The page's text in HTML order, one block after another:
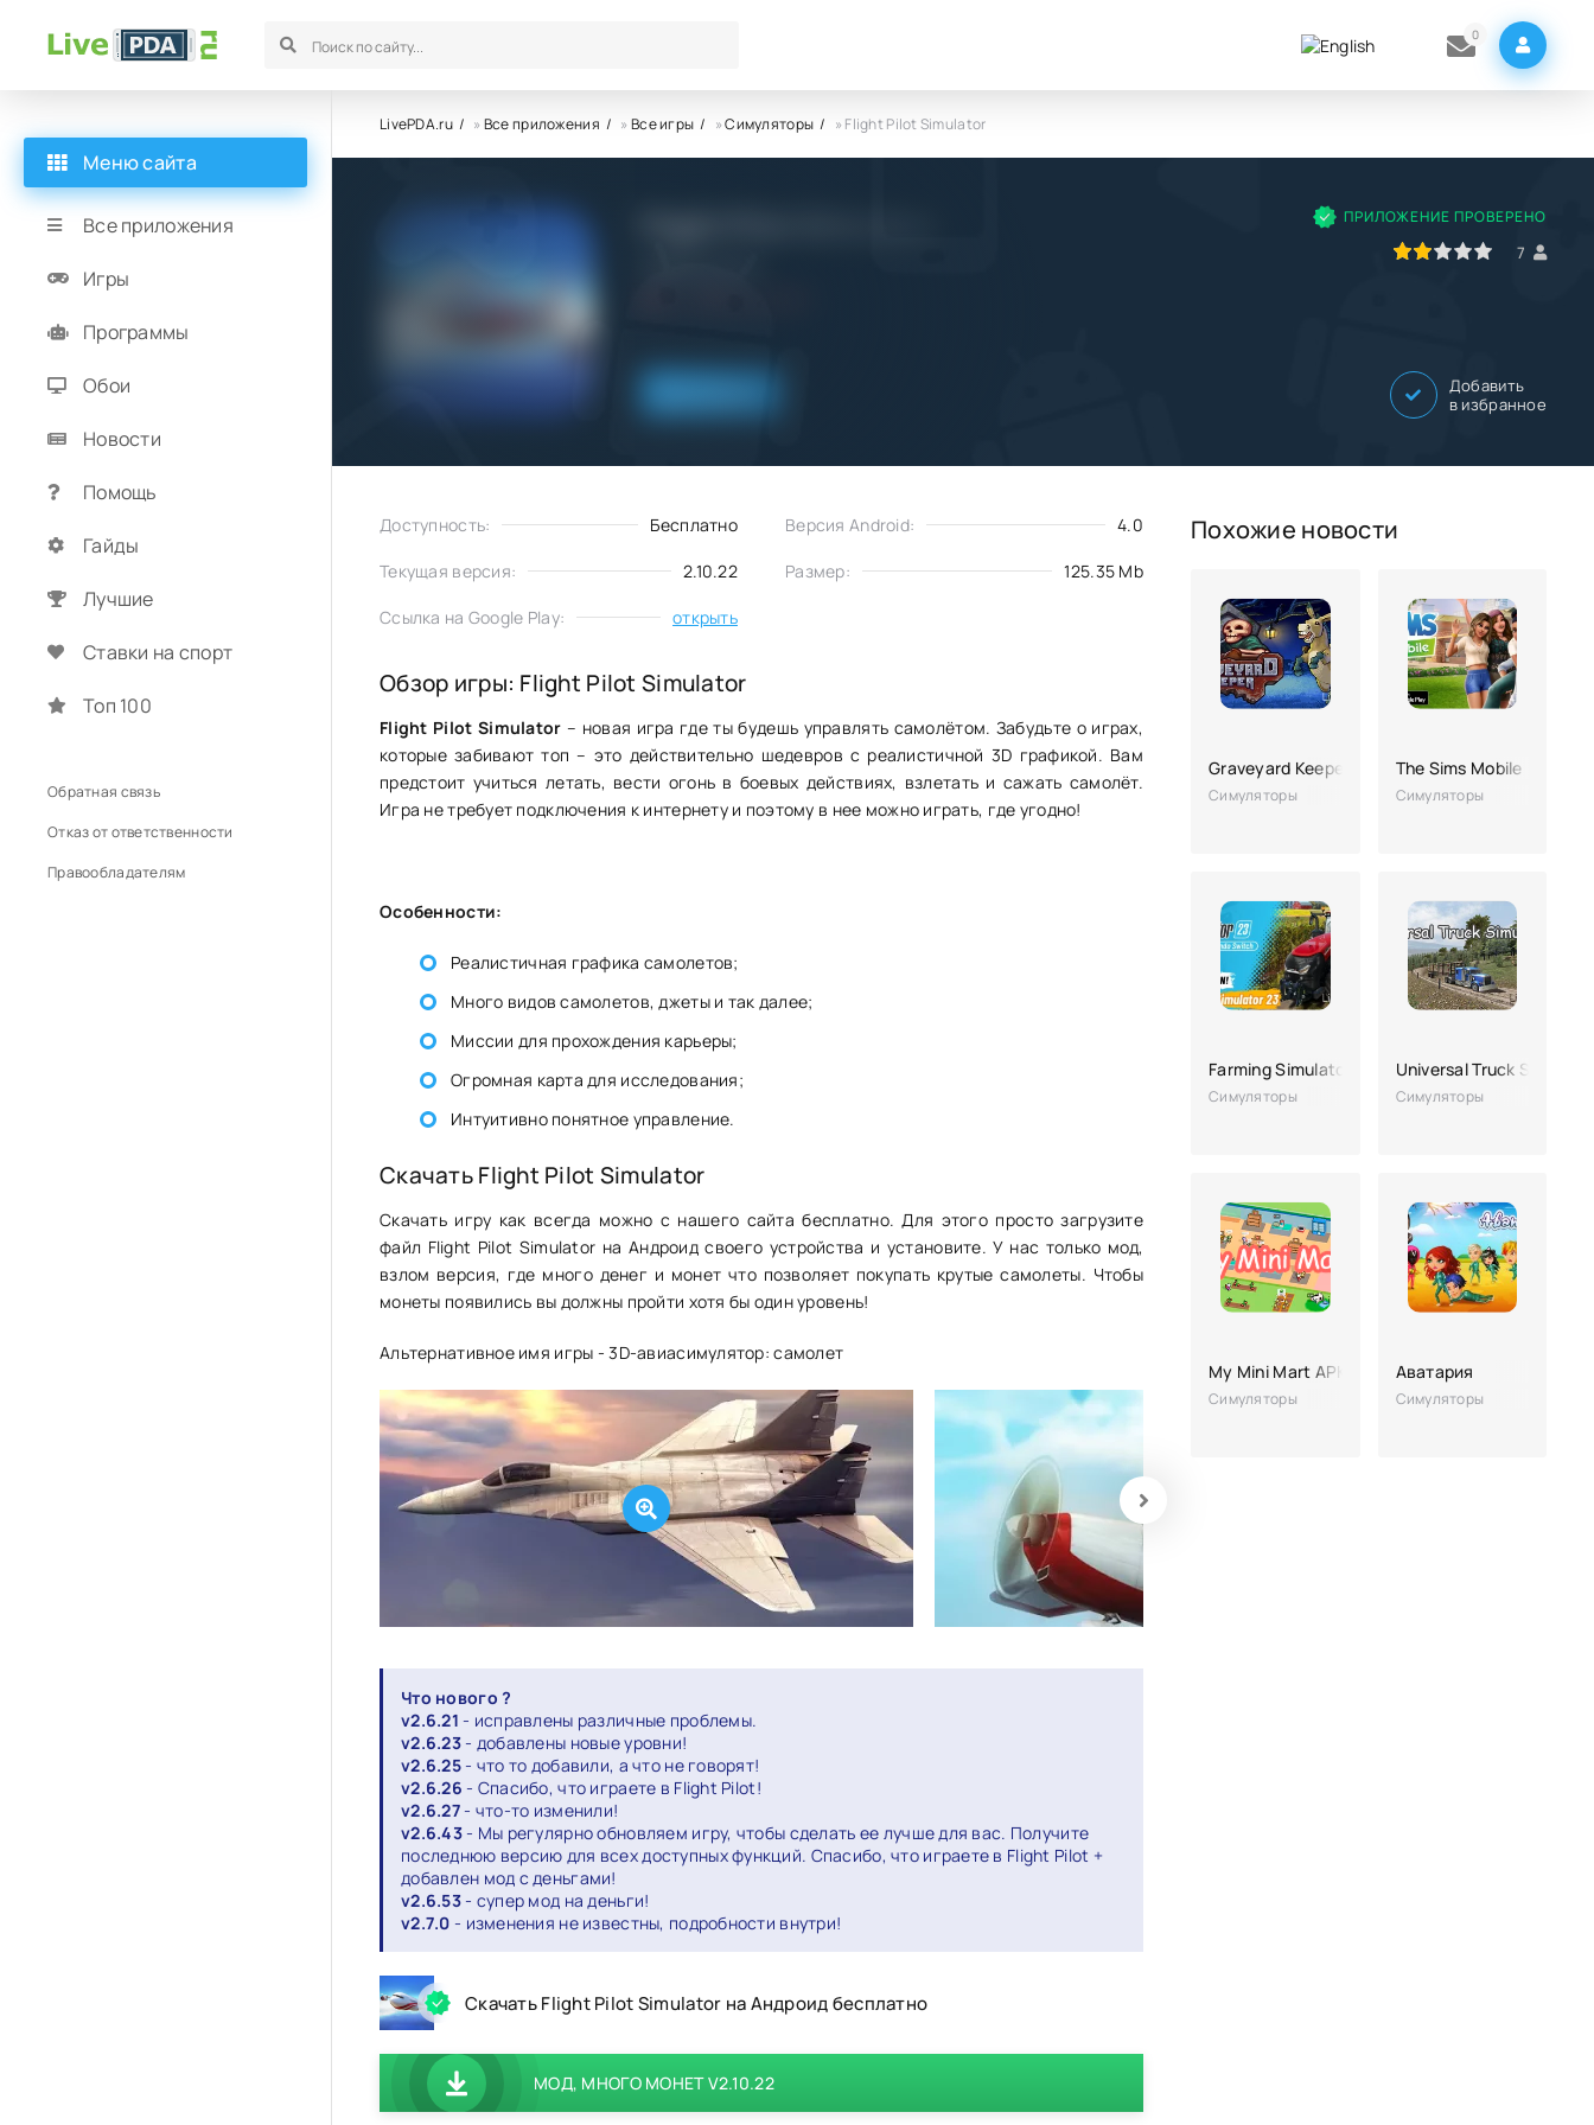
0
LivePDA.ru »Все приложения »Все игры »Симуляторы » Flight Pilot Simulator
ПРИЛОЖЕНИЕ ПРОВЕРЕНО
7
Добавить
в избранное
Доступность: Бесплатно Версия Android: 4.0
Текущая версия: 2.10.22 Размер: 125.35 Mb
Ссылка на Google Play: открыть
Обзор игры: Flight Pilot Simulator
Flight Pilot Simulator – новая игра где ты будешь управлять самолётом. Забудьте о играх,
которые забивают топ – это действительно шедевров с реалистичной 3D графикой. Вам
предстоит учиться летать, вести огонь в боевых действиях, взлетать и сажать самолёт.
Игра не требует подключения к интернету и поэтому в нее можно играть, где угодно!
Особенности:
Реалистичная графика самолетов;
Много видов самолетов, джеты и так далее;
Миссии для прохождения карьеры;
Огромная карта для исследования;
Интуитивно понятное управление.
Скачать Flight Pilot Simulator
Скачать игру как всегда можно с нашего сайта бесплатно. Для этого просто загрузите
файл Flight Pilot Simulator на Андроид своего устройства и установите. У нас только мод,
взлом версия, где много денег и монет что позволяет покупать крутые самолеты. Чтобы
монеты появились вы должны пройти хотя бы один уровень!
Альтернативное имя игры - 3D-авиасимулятор: самолет
Что нового ?
v2.6.21 - исправлены различные проблемы.
v2.6.23- добавлены новые уровни!
v2.6.25- что то добавили, а что не говорят!
v2.6.26 - Спасибо, что играете в Flight Pilot!
v2.6.27- что-то изменили!
v2.6.43- Мы регулярно обновляем игру, чтобы сделать ее лучше для вас. Получите
последнюю версию для всех доступных функций. Спасибо, что играете в Flight Pilot +
добавлен мод с деньгами!
v2.6.53- супер мод на деньги!
v2.7.0 - изменения не известны, подробности внутри!
Скачать Flight Pilot Simulator на Андроид бесплатно
МОД, МНОГО МОНЕТ V2.10.22
Похожие новости
Graveyard Keeper
Симуляторы
The Sims Mobile
Симуляторы
Farming Simulator 23
Симуляторы
Universal Truck
Симуляторы
My Mini Mart APK (без рекламы, взлом, много
Симуляторы
Аватария
Симуляторы
Меню сайта
Все приложения
Игры
Программы
Обои
Новости
Помощь
Гайды
Лучшие
Ставки на спорт
Топ 100
Обратная связь
Отказ от ответственности
Правообладателям